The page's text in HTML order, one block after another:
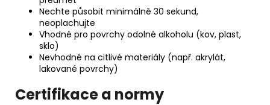
Nechte působit minimálně 30 sekund,
neoplachujte
Vhodné pro povrchy odolné alkoholu (kov, plast,
sklo)
Nevhodné na citlivé materiály (např. akrylát,
lakované povrchy)
Certifikace a normy